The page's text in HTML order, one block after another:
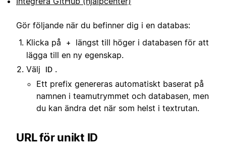
Gör följande när du befinner dig i en databas:
Klicka på
+
längst till höger i databasen för att
lägga till en ny egenskap.
Välj
ID .
Ett prefix genereras automatiskt baserat på
namnen i teamutrymmet och databasen, men
du kan ändra det när som helst i textrutan.
URL för unikt ID